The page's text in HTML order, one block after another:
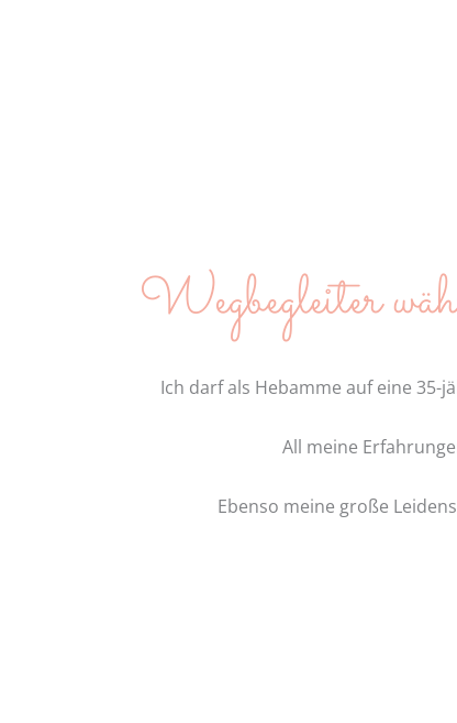
Wegbegleiter
Ich darf als Hebamme auf eine
All meine
Ebenso meine große